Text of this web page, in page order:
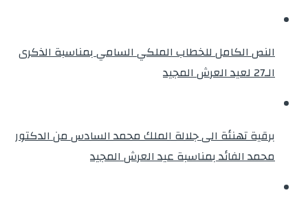
النص الكامل للخطاب الملكي السامي بمناسبة الذكرى
الـ27 لعيد العرش المجيد
برقية تهنئة الى جلالة الملك محمد السادس من الدكتور
محمد الفائد بمناسبة عيد العرش المجيد